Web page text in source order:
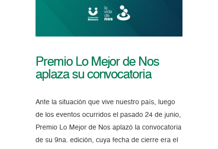
Premio Lo Mejor de Nos
aplaza su convocatoria
Ante la situación que vive nuestro país, luego
de los eventos ocurridos el pasado 24 de junio,
Premio Lo Mejor de Nos aplazó la convocatoria
de su 9na. edición, cuya fecha de cierre era el